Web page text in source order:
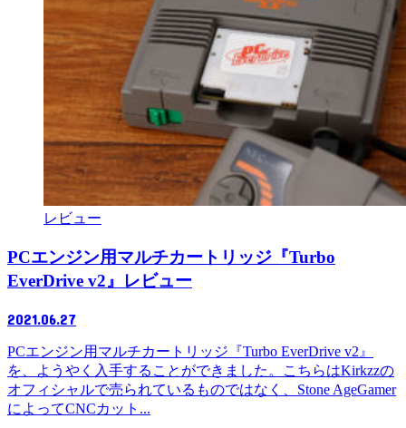
レビュー
PCエンジン用マルチカートリッジ『Turbo
EverDrive v2』レビュー
2021.06.27
PCエンジン用マルチカートリッジ『Turbo EverDrive v2』
を、ようやく入手することができました。こちらはKirkzzの
オフィシャルで売られているものではなく、Stone AgeGamer
によってCNCカット...